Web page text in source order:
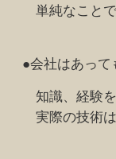
単純なことで
●会社はあって
知識、経験を
実際の技術は